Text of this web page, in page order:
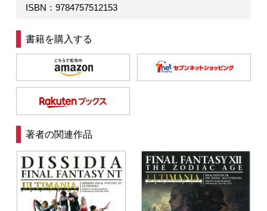
ISBN：9784757512153
書籍を購入する
著者の関連作品